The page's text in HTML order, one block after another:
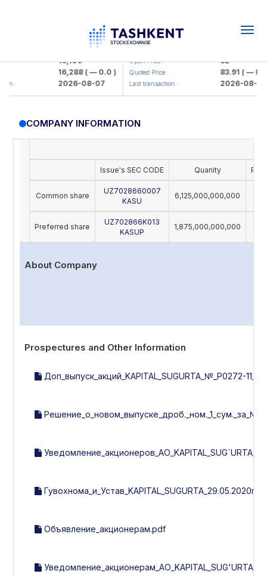
16,100
16,288( — 0.0 )
: 2026-08-07
KFSK (<Kafolat sug'urta
Open Price : 82
Quoted Price : 83.91( — 0.0 )
Last transaction : 2026-08-07
COMPANY INFORMATION
Issue's SEC CODE Quanity Par
Common share
UZ7028660007
KASU
6,125,000,000,000
Preferred share
UZ702866K013
KASUP
1,875,000,000,000
About Company
Prospectures and Other Information
Доп_выпуск_акций_KAPITAL_SUGURTA_№_Р0272-
Объявление_акционерам.pdf